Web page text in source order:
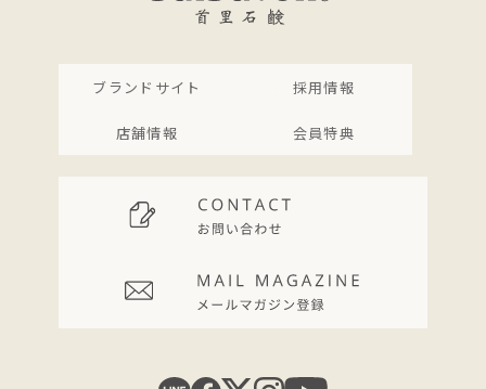
ブランドサイト 採用情報
店舗情報 会員特典